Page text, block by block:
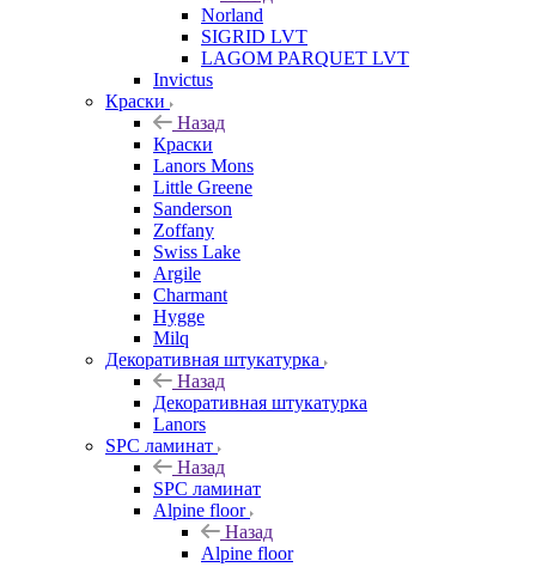
Norland
SIGRID LVT
LAGOM PARQUET LVT
Invictus
Краски
Назад
Краски
Lanors Mons
Little Greene
Sanderson
Zoffany
Swiss Lake
Argile
Charmant
Hygge
Milq
Декоративная штукатурка
Назад
Декоративная штукатурка
Lanors
SPC ламинат
Назад
SPC ламинат
Alpine floor
Назад
Alpine floor